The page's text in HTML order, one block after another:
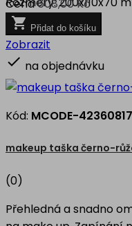
Cena608,00 Kč
 Přidat do košíku
Zobrazit
 na objednávku
Kód: MCODE-
makeup taška černo-
(0)
Přehledná a snadno